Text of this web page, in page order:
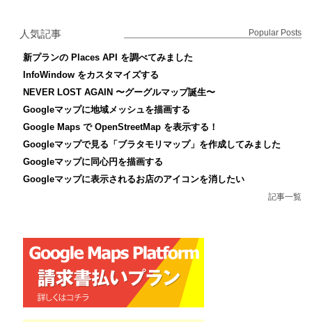
人気記事 Popular Posts
新プランの Places API を調べてみました
InfoWindow をカスタマイズする
NEVER LOST AGAIN 〜グーグルマップ誕生〜
Googleマップに地域メッシュを描画する
Google Maps で OpenStreetMap を表示する！
Googleマップで見る「ブラタモリマップ」を作成してみました
Googleマップに同心円を描画する
Googleマップに表示されるお店のアイコンを消したい
記事一覧